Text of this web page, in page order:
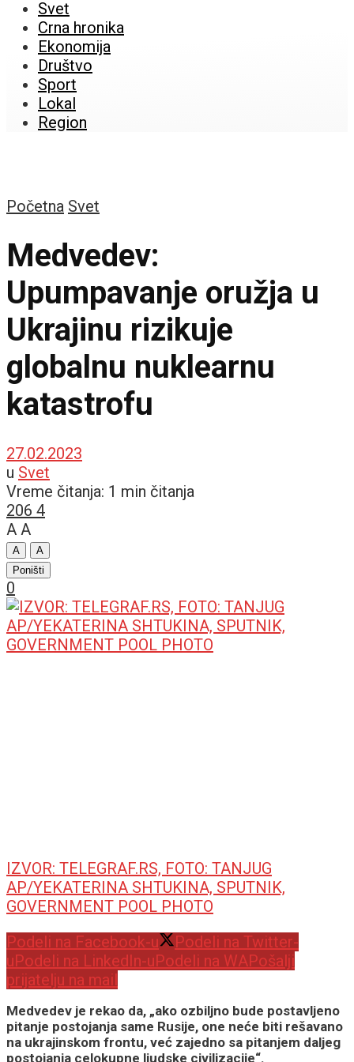
Svet
Crna hronika
Ekonomija
Društvo
Sport
Lokal
Region
Početna Svet
Medvedev:
Upumpavanje oružja u
Ukrajinu rizikuje
globalnu nuklearnu
katastrofu
27.02.2023
u Svet
Vreme čitanja: 1 min čitanja
206 4
A A
A
A
Poništi
0
IZVOR: TELEGRAF.RS, FOTO: TANJUG
AP/YEKATERINA SHTUKINA, SPUTNIK,
GOVERNMENT POOL PHOTO
Podeli na Facebook-u
Podeli na Twitter-
uPodeli na LinkedIn-uPodeli na WAPošalji
prijatelju na mail
Medvedev je rekao da, „ako ozbiljno bude postavljeno
pitanje postojanja same Rusije, one neće biti rešavano
na ukrajinskom frontu, već zajedno sa pitanjem daljeg
postojanja celokupne ljudske civilizacije“.